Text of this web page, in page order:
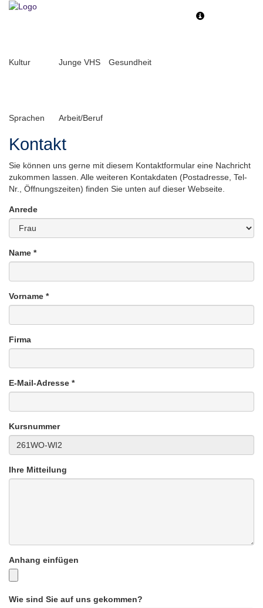
Toggle
Kultur Junge VHS Gesundheit
Sprachen Arbeit/Beruf
Kontakt
Sie können uns gerne mit diesem Kontaktformular eine Nachricht
zukommen lassen. Alle weiteren Kontakdaten (Postadresse, Tel-
Nr., Öffnungszeiten) finden Sie unten auf dieser Webseite.
Anrede
Name *
Vorname *
Firma
E-Mail-Adresse *
Kursnummer
Ihre Mitteilung
Anhang einfügen
Wie sind Sie auf uns gekommen?